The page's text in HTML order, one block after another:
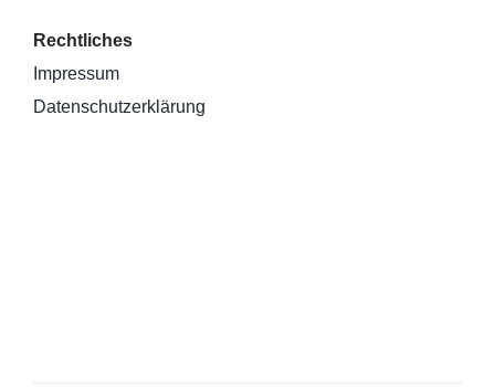
Rechtliches
Impressum
Datenschutzerklärung